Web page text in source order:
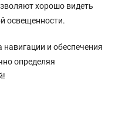
хорошо видеть
освещенности.
навигации и обеспечения
определяя